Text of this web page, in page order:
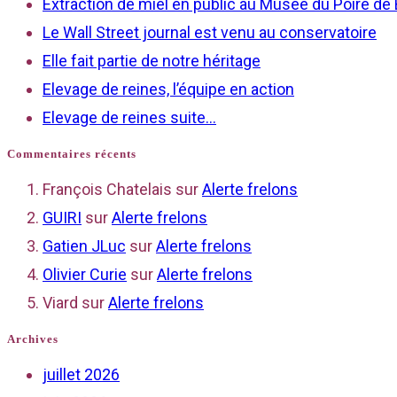
Extraction de miel en public au Musée du Poiré de
Le Wall Street journal est venu au conservatoire
Elle fait partie de notre héritage
Elevage de reines, l’équipe en action
Elevage de reines suite…
Commentaires récents
François Chatelais surAlerte frelons
GUIRI surAlerte frelons
Gatien JLuc surAlerte frelons
Olivier Curie surAlerte frelons
Viard surAlerte frelons
Archives
juillet 2026